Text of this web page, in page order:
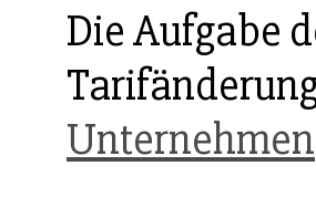
Die Aufgabe
Unternehmen